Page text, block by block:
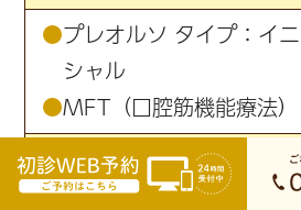
●プレオルソ タイプ：イニ
シャル
●MFT（口腔筋機能療法）
ジュニアコース（期間：2